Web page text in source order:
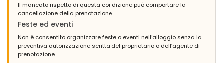
Il mancato rispetto di questa condizione può comportare la
cancellazione della prenotazione.
Feste ed eventi
Non è consentito organizzare feste o eventi nell’alloggio senza la
preventiva autorizzazione scritta del proprietario o dell’agente di
prenotazione.